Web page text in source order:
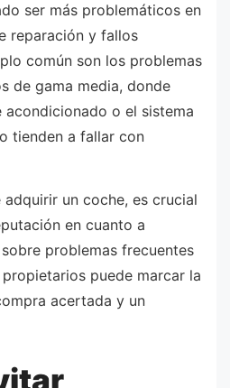
ser más problemáticos en
reparación y fallos
común son los problemas
de gama media, donde
acondicionado o el sistema
tienden a fallar con
un coche, es crucial
en cuanto a
problemas frecuentes
puede marcar la
acertada y un